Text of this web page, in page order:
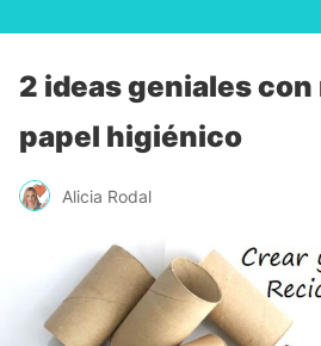
2 ideas geniales con
papel higiénico
Alicia Rodal